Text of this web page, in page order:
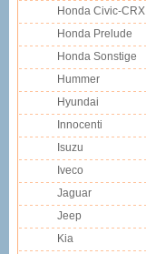
Honda Civic-CRX
Honda Prelude
Honda Sonstige
Hummer
Hyundai
Innocenti
Isuzu
Iveco
Jaguar
Jeep
Kia